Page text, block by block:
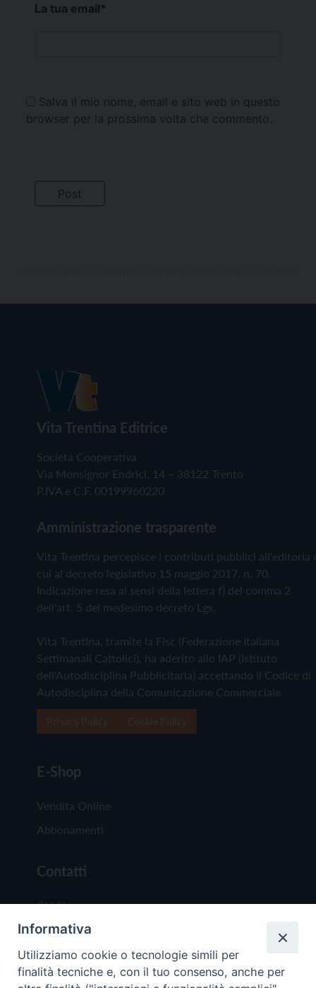
La tua email*
Salva il mio nome, email e sito web in questo
browser per la prossima volta che commento.
Vita Trentina Editrice
Società Cooperativa
Via Monsignor Endrici, 14 – 38122 Trento
P.IVA e C.F. 00199960220
Amministrazione trasparente
Vita Trentina percepisce i contributi pubblici all'editoria
cui al decreto legislativo 15 maggio 2017, n. 70.
Indicazione resa ai sensi della lettera f) del comma 2
dell'art. 5 del medesimo decreto Lgs.
Vita Trentina, tramite la Fisc (Federazione Italiana
Settimanali Cattolici), ha aderito allo IAP (Istituto
dell'Autodisciplina Pubblicitaria) accettando il Codice di
Autodisciplina della Comunicazione Commerciale
E-Shop
Vendita Online
Abbonamenti
Contatti
Chi Siamo
Redazione
Scrivici
Informativa
Utilizziamo cookie o tecnologie simili per
finalità tecniche e, con il tuo consenso, anche per